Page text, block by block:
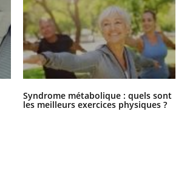
Syndrome métabolique : quels sont
les meilleurs exercices physiques ?